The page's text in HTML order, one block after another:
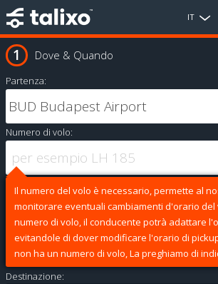
IT
Dove & Quando
Partenza:
Numero di volo:
Il numero del volo è necessario, permette al
monitorare eventuali cambiamenti d'orario del
numero di volo, il conducente potrà adattare
evitandole di dover modificare l'orario di
non ha un numero di volo, La preghiamo di
Destinazione: